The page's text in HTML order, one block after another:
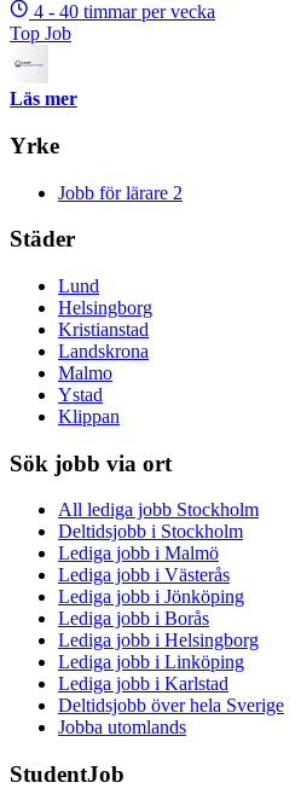
4 - 40 timmar per vecka
Top Job
Läs mer
Yrke
Jobb för lärare 2
Städer
Lund
Helsingborg
Kristianstad
Landskrona
Malmo
Ystad
Klippan
Sök jobb via ort
All lediga jobb Stockholm
Deltidsjobb i Stockholm
Lediga jobb i Malmö
Lediga jobb i Västerås
Lediga jobb i Jönköping
Lediga jobb i Borås
Lediga jobb i Helsingborg
Lediga jobb i Linköping
Lediga jobb i Karlstad
Deltidsjobb över hela Sverige
Jobba utomlands
StudentJob